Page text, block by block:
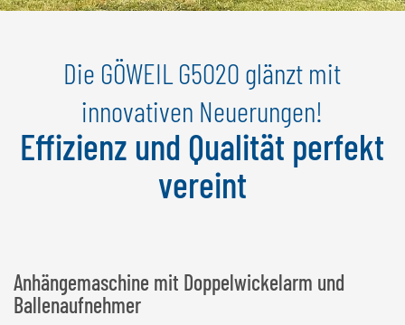
NEDERLANDS
GÖWEIL Schweiz
Die GÖWEIL G5020 glänzt mit
innovativen Neuerungen!
Effizienz und Qualität perfekt
vereint
Anhängemaschine mit Doppelwickelarm und
Ballenaufnehmer